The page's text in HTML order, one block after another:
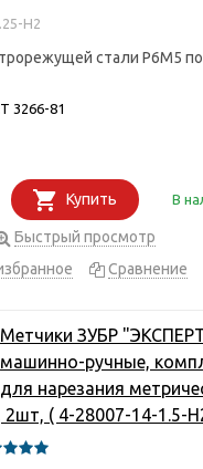
H2
стали Р6М5
3266-81
Купить В
Быстрый просмотр
Сравнение
Метчики ЗУБР
машинно-ручные,
для нарезания
( 4-28007-14-1.5-